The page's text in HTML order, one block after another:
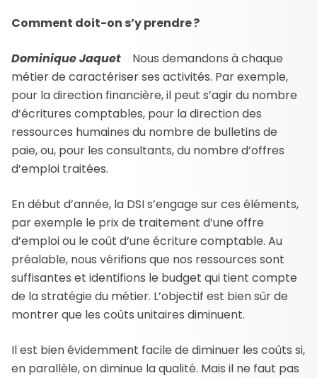
Comment doit-on s’y prendre ?
Dominique Jaquet Nous demandons à chaque
métier de caractériser ses activités. Par exemple,
pour la direction financière, il peut s’agir du nombre
d’écritures comptables, pour la direction des
ressources humaines du nombre de bulletins de
paie, ou, pour les consultants, du nombre d’offres
d’emploi traitées.
En début d’année, la DSI s’engage sur ces éléments,
par exemple le prix de traitement d’une offre
d’emploi ou le coût d’une écriture comptable. Au
préalable, nous vérifions que nos ressources sont
suffisantes et identifions le budget qui tient compte
de la stratégie du métier. L’objectif est bien sûr de
montrer que les coûts unitaires diminuent.
Il est bien évidemment facile de diminuer les coûts si,
en parallèle, on diminue la qualité. Mais il ne faut pas